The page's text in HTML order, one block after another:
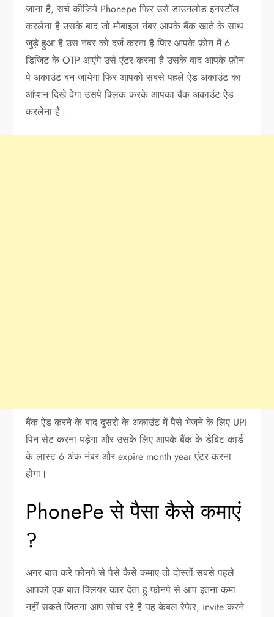
जाना है, सर्च कीजिये Phonepe फिर उसे डाउनलोड इनस्टॉल
करलेना है उसके बाद जो मोबाइल नंबर आपके बैंक खाते के साथ
जुड़े हुआ है उस नंबर को दर्ज करना है फिर आपके फ़ोन में 6
डिजिट के OTP आएंगे उसे एंटर करना है उसके बाद आपके फ़ोन
पे अकाउंट बन जायेगा फिर आपको सबसे पहले ऐड अकाउंट का
ऑप्शन दिखे देगा उसपे क्लिक करके आपका बैंक अकाउंट ऐड
करलेना है।
बैंक ऐड करने के बाद दुसरो के अकाउंट में पैसे भेजने के लिए UPI
पिन सेट करना पड़ेगा और उसके लिए आपके बैंक के डेबिट कार्ड
के लास्ट 6 अंक नंबर और expire month year एंटर करना
होगा।
PhonePe से पैसा कैसे कमाएं
?
अगर बात करे फोनपे से पैसे कैसे कमाए तो दोस्तों सबसे पहले
आपको एक बात क्लियर कार देता हु फोनपे से आप इतना कमा
नहीं सकते जितना आप सोच रहे है यह केबल रेफेर, invite करने